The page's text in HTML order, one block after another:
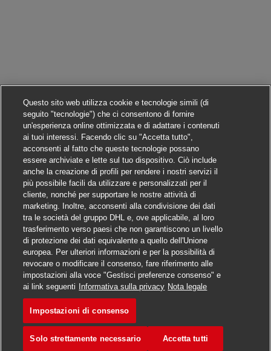
Candidarsi
Segna
Questo sito web utilizza cookie e tecnologie simili (di
seguito "tecnologie") che ci consentono di fornire
un'esperienza online ottimizzata e di adattare i contenuti
ai tuoi interessi. Facendo clic su "Accetta tutto",
acconsenti al fatto che queste tecnologie possano
essere archiviate e lette sul tuo dispositivo. Ciò include
anche la creazione di profili per rendere i nostri servizi il
più possibile facili da utilizzare e personalizzati per il
cliente, nonché per supportare le nostre attività di
marketing. Inoltre, acconsenti alla condivisione dei dati
tra le società del gruppo DHL e, ove applicabile, al loro
trasferimento verso paesi che non garantiscono un livello
di protezione dei dati equivalente a quello dell'Unione
europea. Per ulteriori informazioni e per la possibilità di
revocare o modificare il consenso, fare riferimento alle
impostazioni alla voce "Gestisci preferenze consenso" e
ai link seguenti
Informativa sulla privacy Nota legale
Impostazioni di consenso
Solo strettamente necessario Accetta tutti